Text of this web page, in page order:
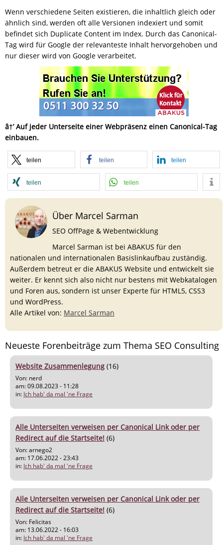
Wenn verschiedene Seiten existieren, die inhaltlich gleich oder
ähnlich sind, werden oft alle Versionen indexiert und somit
befindet sich Duplicate Content im Index. Durch das Canonical-
Tag wird für Google der relevanteste Inhalt hervorgehoben und
nur dieser wird von Google verarbeitet.
â†’ Auf jeder Unterseite einer Webpräsenz einen Canonical-Tag
einbauen.
teilen teilen teilen
teilen teilen
Über Marcel Sarman
SEO OffPage & Webentwicklung
Marcel Sarman ist bei ABAKUS für den
nationalen und internationalen Basislinkaufbau zuständig.
Außerdem betreut er die ABAKUS Website und entwickelt sie
weiter. Er kennt sich also nicht nur bestens mit Webkatalogen
und Foren aus, sondern ist unser Experte für HTML5, CSS3
und WordPress.
Alle Artikel von: Marcel Sarman
Neueste Forenbeiträge zum Thema SEO Consulting
Website Zusammenlegung (16)
Von: nerd
am: 09.08.2023 - 11:28
in: Ich hab' da mal 'ne Frage
Alle Unterseiten verweisen per Canonical Link oder per
Redirect auf die Startseite! (6)
Von: arnego2
am: 17.06.2022 - 23:43
in: Ich hab' da mal 'ne Frage
Alle Unterseiten verweisen per Canonical Link oder per
Redirect auf die Startseite! (6)
Von: Felicitas
am: 13.06.2022 - 16:03
in: Ich hab' da mal 'ne Frage